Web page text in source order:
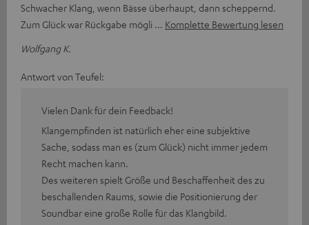
Schwacher Klang, wenn Bässe überhaupt, dann scheppernd.
Zum Glück war Rückgabe mögli
Komplette Bewertung lesen
Wolfgang K.
Antwort von Teufel:
Vielen Dank für dein Feedback!
Klangempfinden ist natürlich eher eine subjektive
Sache, sodass man es (zum Glück) nicht immer jedem
Recht machen kann.
Des weiteren spielt Größe und Beschaffenheit des zu
beschallenden Raums, sowie die Positionierung der
Soundbar eine große Rolle für das Klangbild.